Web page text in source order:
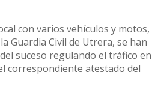
con varios vehículos y motos,
Guardia Civil de Utrera, se han
suceso regulando el tráfico en
correspondiente atestado del